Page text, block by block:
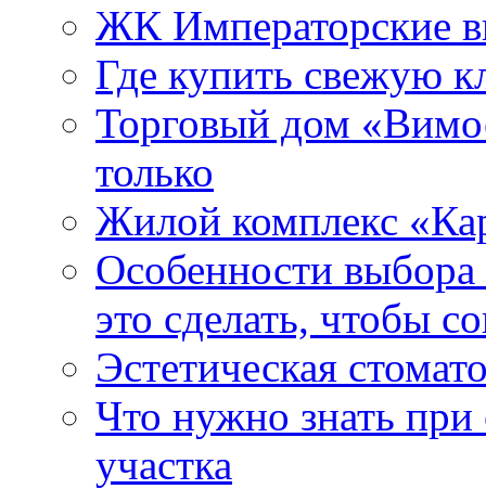
ЖК Императорские
Где купить свежую
Торговый дом
только
Жилой комплекс
Особенности выбора
это сделать, чтобы
Эстетическая
Что нужно знать
участка